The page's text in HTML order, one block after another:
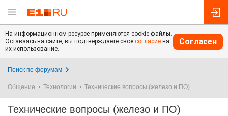
На информационном ресурсе применяются cookie-файлы.
Оставаясь на сайте, вы подтверждаете свое согласие на
их использование.
Согласен
Поиск по форумам
Общение Технологии Технические вопросы (железо и ПО)
Технические вопросы (железо и ПО)